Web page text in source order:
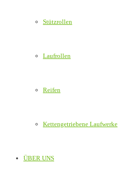
Stützrollen
Laufrollen
Reifen
Kettengetriebene Laufwerke
ÜBER UNS